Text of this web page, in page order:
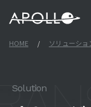
HOME ソリューショ
Solution